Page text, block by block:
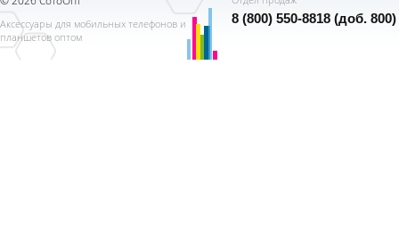
Аксессуары для мобильных телефонов и
планшетов оптом
8 (800) 550-8818 (доб. 800)